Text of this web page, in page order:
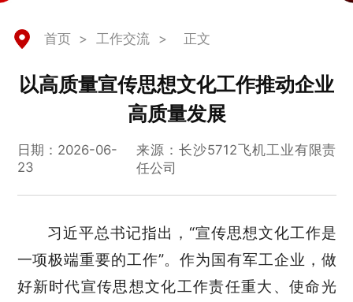
首页 > 工作交流 > 正文
以高质量宣传思想文化工作推动企业
高质量发展
日期：2026-06-
23
来源：长沙5712飞机工业有限责
任公司
习近平总书记指出，“宣传思想文化工作是
一项极端重要的工作”。作为国有军工企业 ， 做
好新时代宣传思想文化工作责任重大、使命光